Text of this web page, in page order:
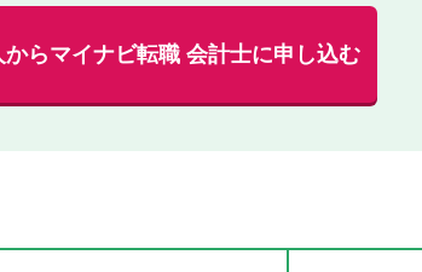
からマイナビ転職 会計士に申し込む